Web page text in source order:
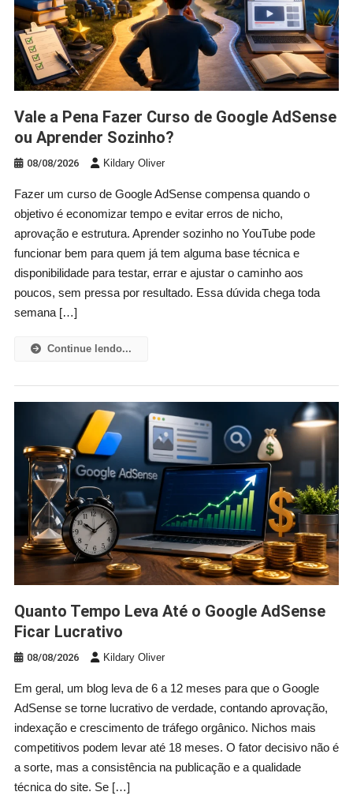
Vale a Pena Fazer Curso de Google AdSense
ou Aprender Sozinho?
08/08/2026 Kildary Oliver
Fazer um curso de Google AdSense compensa quando o
objetivo é economizar tempo e evitar erros de nicho,
aprovação e estrutura. Aprender sozinho no YouTube pode
funcionar bem para quem já tem alguma base técnica e
disponibilidade para testar, errar e ajustar o caminho aos
poucos, sem pressa por resultado. Essa dúvida chega toda
semana […]
Continue lendo...
Quanto Tempo Leva Até o Google AdSense
Ficar Lucrativo
08/08/2026 Kildary Oliver
Em geral, um blog leva de 6 a 12 meses para que o Google
AdSense se torne lucrativo de verdade, contando aprovação,
indexação e crescimento de tráfego orgânico. Nichos mais
competitivos podem levar até 18 meses. O fator decisivo não é
a sorte, mas a consistência na publicação e a qualidade
técnica do site. Se […]